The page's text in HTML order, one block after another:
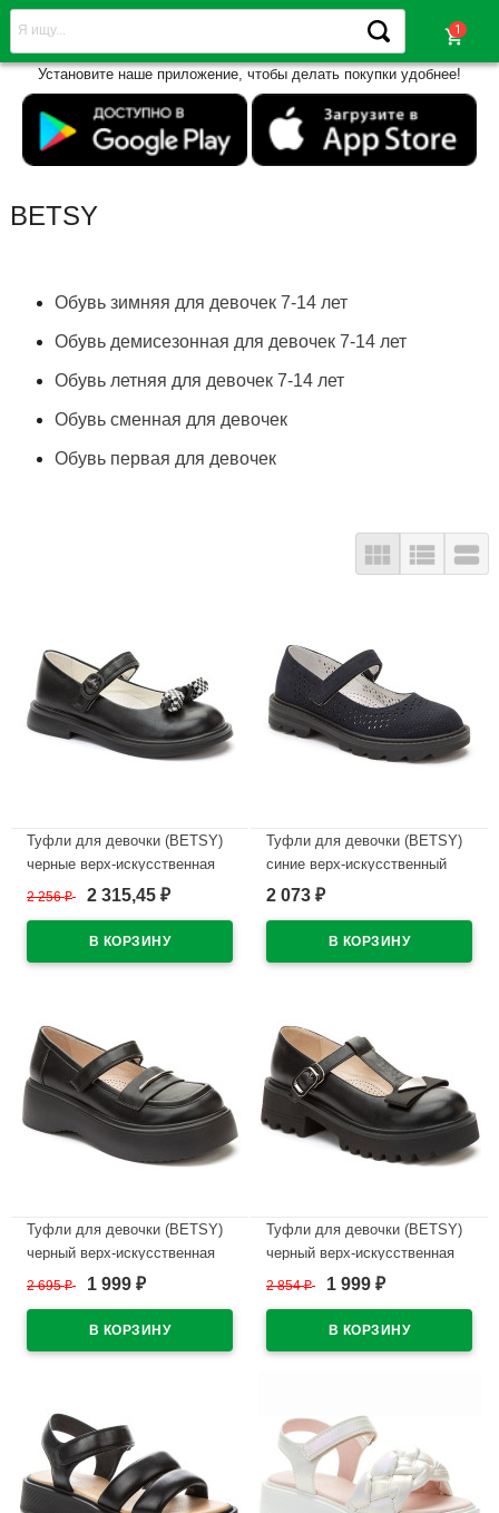
shopping_cart
Установите наше приложение, чтобы делать покупки удобнее!
BETSY
Обувь зимняя для девочек 7-14 лет
Обувь демисезонная для девочек 7-14 лет
Обувь летняя для девочек 7-14 лет
Обувь сменная для девочек
Обувь первая для девочек
  
Туфли для девочки (BETSY)
черные верх-искусственная
кожа подкладка-натуральная
2 256₽ 2 315,45 ₽
Туфли для девочки (BETSY)
синие верх-искусственный
нубук подкладка-натуральная
2 073 ₽
Туфли для девочки (BETSY)
черный верх-искусственная
кожа подкладка-натуральная
2 695₽ 1 999 ₽
Туфли для девочки (BETSY)
черный верх-искусственная
кожа подкладка-натуральная
2 854₽ 1 999 ₽